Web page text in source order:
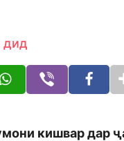
дид
кишвар дар